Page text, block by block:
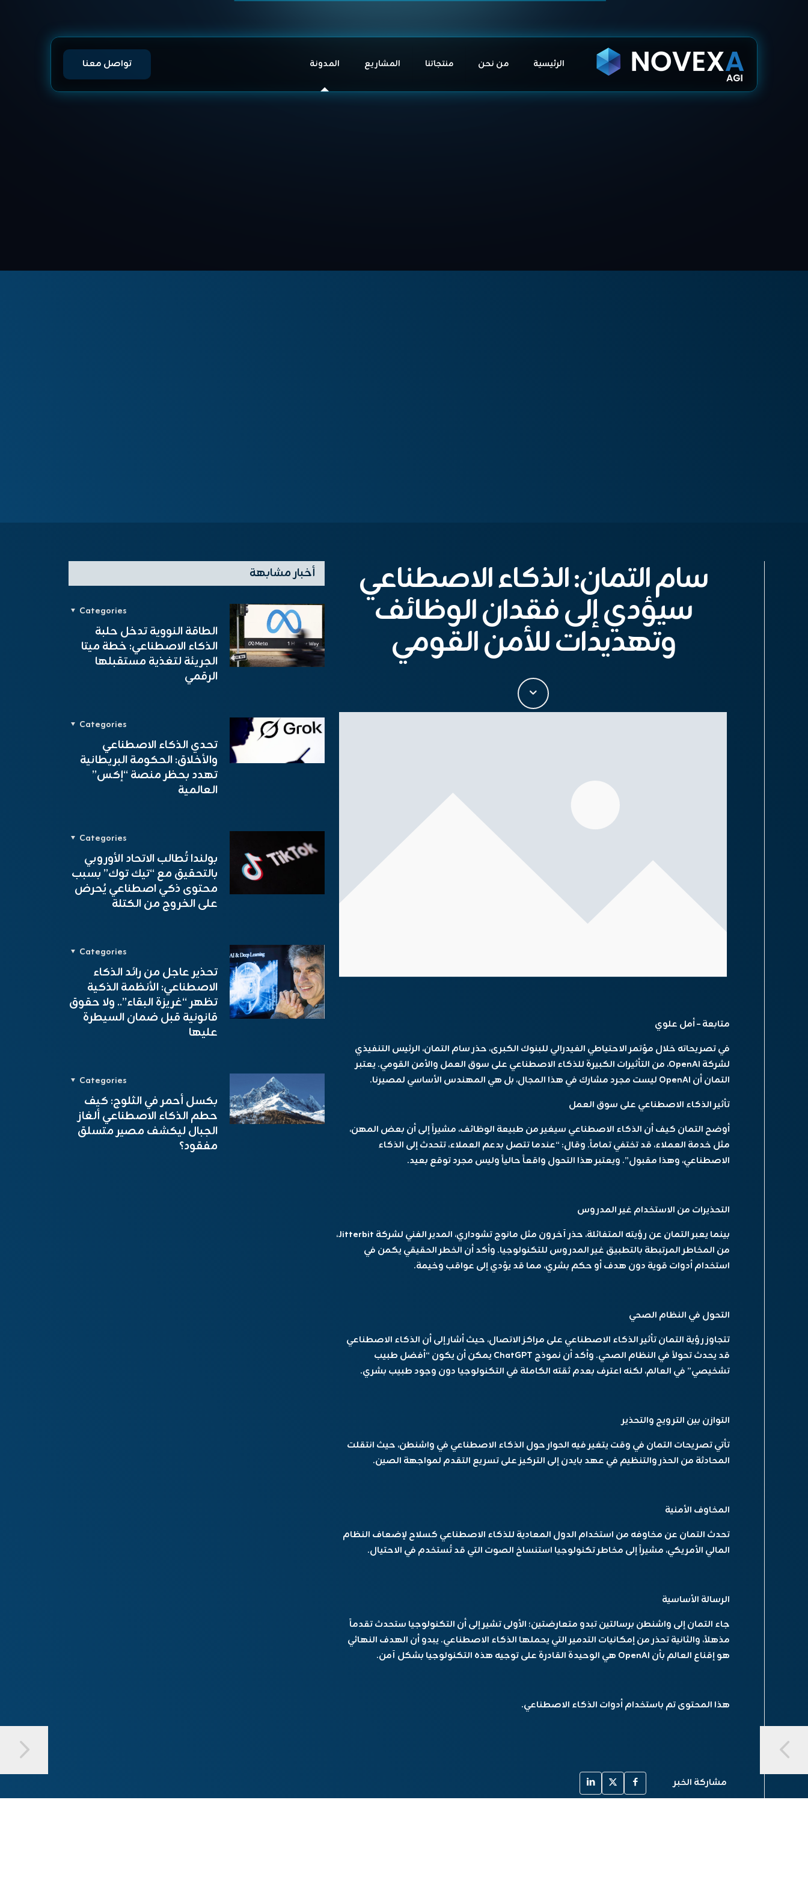
الرئيسية من نحن منتجاتنا المشاريع المدونة تواصل معنا
سام التمان: الذكاء الاصطناعي
سيؤدي إلى فقدان الوظائف
وتهديدات للأمن القومي
متابعة – أمل علوي
في تصريحاته خلال مؤتمر الاحتياطي الفيدرالي للبنوك الكبرى، حذر سام التمان، الرئيس التنفيذي
لشركة OpenAI، من التأثيرات الكبيرة للذكاء الاصطناعي على سوق العمل والأمن القومي. يعتبر
التمان أن OpenAI ليست مجرد مشارك في هذا المجال، بل هي المهندس الأساسي لمصيرنا.
تأثير الذكاء الاصطناعي على سوق العمل
أوضح التمان كيف أن الذكاء الاصطناعي سيغير من طبيعة الوظائف، مشيراً إلى أن بعض المهن،
مثل خدمة العملاء، قد تختفي تماماً. وقال: “عندما تتصل بدعم العملاء، تتحدث إلى الذكاء
الاصطناعي، وهذا مقبول”. ويعتبر هذا التحول واقعاً حالياً وليس مجرد توقع بعيد.
التحذيرات من الاستخدام غير المدروس
بينما يعبر التمان عن رؤيته المتفائلة، حذر آخرون مثل مانوج تشوداري، المدير الفني لشركة Jitterbit،
من المخاطر المرتبطة بالتطبيق غير المدروس للتكنولوجيا. وأكد أن الخطر الحقيقي يكمن في
استخدام أدوات قوية دون هدف أو حكم بشري، مما قد يؤدي إلى عواقب وخيمة.
التحول في النظام الصحي
تتجاوز رؤية التمان تأثير الذكاء الاصطناعي على مراكز الاتصال، حيث أشار إلى أن الذكاء الاصطناعي
قد يحدث تحولاً في النظام الصحي. وأكد أن نموذج ChatGPT يمكن أن يكون “أفضل طبيب
تشخيصي” في العالم، لكنه اعترف بعدم ثقته الكاملة في التكنولوجيا دون وجود طبيب بشري.
التوازن بين الترويج والتحذير
تأتي تصريحات التمان في وقت يتغير فيه الحوار حول الذكاء الاصطناعي في واشنطن، حيث انتقلت
المحادثة من الحذر والتنظيم في عهد بايدن إلى التركيز على تسريع التقدم لمواجهة الصين.
المخاوف الأمنية
تحدث التمان عن مخاوفه من استخدام الدول المعادية للذكاء الاصطناعي كسلاح لإضعاف النظام
المالي الأمريكي، مشيراً إلى مخاطر تكنولوجيا استنساخ الصوت التي قد تُستخدم في الاحتيال.
الرسالة الأساسية
جاء التمان إلى واشنطن برسالتين تبدو متعارضتين؛ الأولى تشير إلى أن التكنولوجيا ستحدث تقدماً
مذهلاً، والثانية تحذر من إمكانيات التدمير التي يحملها الذكاء الاصطناعي. يبدو أن الهدف النهائي
هو إقناع العالم بأن OpenAI هي الوحيدة القادرة على توجيه هذه التكنولوجيا بشكل آمن.
هذا المحتوى تم باستخدام أدوات الذكاء الاصطناعي.
مشاركة الخبر
أخبار مشابهة
Categories
الطاقة النووية تدخل حلبة
الذكاء الاصطناعي: خطة ميتا
الجريئة لتغذية مستقبلها
الرقمي
Categories
تحدي الذكاء الاصطناعي
والأخلاق: الحكومة البريطانية
تهدد بحظر منصة “إكس”
العالمية
Categories
بولندا تُطالب الاتحاد الأوروبي
بالتحقيق مع “تيك توك” بسبب
محتوى ذكي اصطناعي يُحرض
على الخروج من الكتلة
Categories
تحذير عاجل من رائد الذكاء
الاصطناعي: الأنظمة الذكية
تظهر “غريزة البقاء”.. ولا حقوق
قانونية قبل ضمان السيطرة
عليها
Categories
بكسل أحمر في الثلوج: كيف
حطم الذكاء الاصطناعي ألغاز
الجبال ليكشف مصير متسلق
مفقود؟